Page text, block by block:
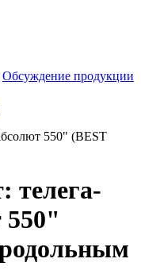
Обсуждение продукции
550" (BEST
телега-
550"